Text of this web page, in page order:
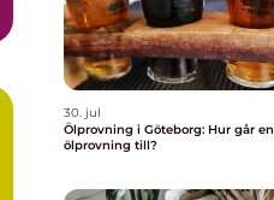
30. jul
Ölprovning i Göteborg: Hur går en
ölprovning till?